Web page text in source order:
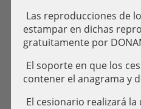
Las reproducciones de
estampar en dichas
gratuitamente por
El soporte en que los
contener el anagrama y
El cesionario realizará